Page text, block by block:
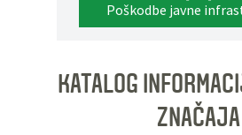
Poškodbe javne
KATALOG
ZNAČAJA